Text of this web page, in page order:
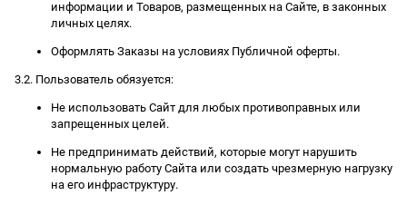
информации и Товаров, размещенных на Сайте, в законных
личных целях.
Оформлять Заказы на условиях Публичной оферты.
3.2. Пользователь обязуется:
Не использовать Сайт для любых противоправных или
запрещенных целей.
Не предпринимать действий, которые могут нарушить
нормальную работу Сайта или создать чрезмерную нагрузку
на его инфраструктуру.